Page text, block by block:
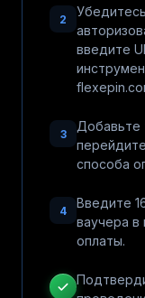
2
введите
3
Добавьте
способа
4
Введите
ваучера в
оплаты.